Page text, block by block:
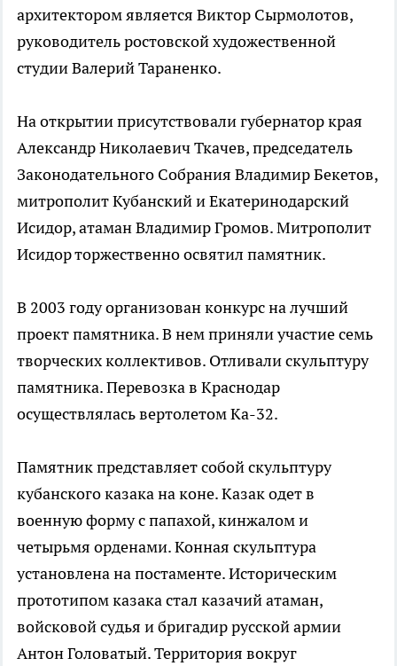
архитектором является Виктор Сырмолотов,
руководитель ростовской художественной
студии Валерий Тараненко.
На открытии присутствовали губернатор края
Александр Николаевич Ткачев, председатель
Законодательного Собрания Владимир Бекетов,
митрополит Кубанский и Екатеринодарский
Исидор, атаман Владимир Громов. Митрополит
Исидор торжественно освятил памятник.
В 2003 году организован конкурс на лучший
проект памятника. В нем приняли участие семь
творческих коллективов. Отливали скульптуру
памятника. Перевозка в Краснодар
осуществлялась вертолетом Ка-32.
Памятник представляет собой скульптуру
кубанского казака на коне. Казак одет в
военную форму с папахой, кинжалом и
четырьмя орденами. Конная скульптура
установлена на постаменте. Историческим
прототипом казака стал казачий атаман,
войсковой судья и бригадир русской армии
Антон Головатый. Территория вокруг